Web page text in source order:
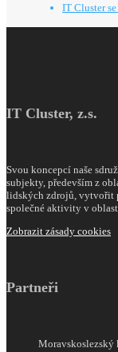
IT Cluster
IT Cluster, z.s.
Svou koncepcí naše
subjekty, především z
lidských zdrojů, vytvořit
společné aktivity v
Zobrazit zásady cookies
Partneři
Moravskoslezský